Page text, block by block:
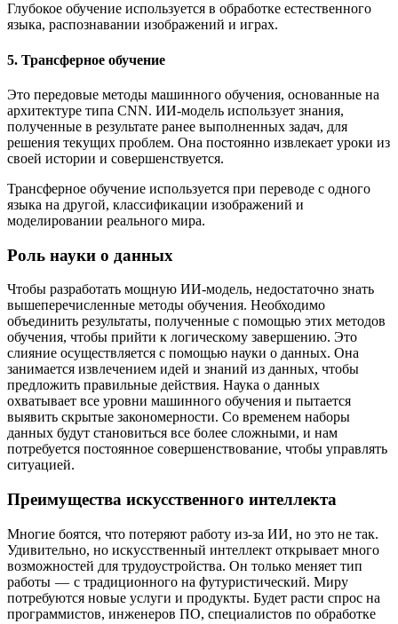
Глубокое обучение используется в обработке естественного
языка, распознавании изображений и играх.
5. Трансферное обучение
Это передовые методы машинного обучения, основанные на
архитектуре типа CNN. ИИ-модель использует знания,
полученные в результате ранее выполненных задач, для
решения текущих проблем. Она постоянно извлекает уроки из
своей истории и совершенствуется.
Трансферное обучение используется при переводе с одного
языка на другой, классификации изображений и
моделировании реального мира.
Роль науки о данных
Чтобы разработать мощную ИИ-модель, недостаточно знать
вышеперечисленные методы обучения. Необходимо
объединить результаты, полученные с помощью этих методов
обучения, чтобы прийти к логическому завершению. Это
слияние осуществляется с помощью науки о данных. Она
занимается извлечением идей и знаний из данных, чтобы
предложить правильные действия. Наука о данных
охватывает все уровни машинного обучения и пытается
выявить скрытые закономерности. Со временем наборы
данных будут становиться все более сложными, и нам
потребуется постоянное совершенствование, чтобы управлять
ситуацией.
Преимущества искусственного интеллекта
Многие боятся, что потеряют работу из-за ИИ, но это не так.
Удивительно, но искусственный интеллект открывает много
возможностей для трудоустройства. Он только меняет тип
работы — с традиционного на футуристический. Миру
потребуются новые услуги и продукты. Будет расти спрос на
программистов, инженеров ПО, специалистов по обработке